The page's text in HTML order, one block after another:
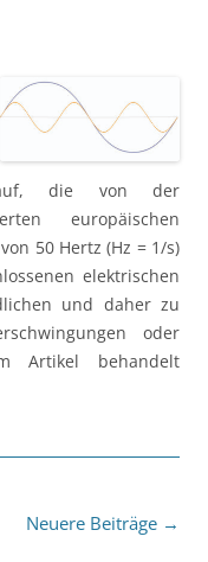
auf, die von der
europäischen
50 Hertz (Hz = 1/s)
elektrischen
und daher zu
oder
Artikel behandelt
Neuere Beiträge →